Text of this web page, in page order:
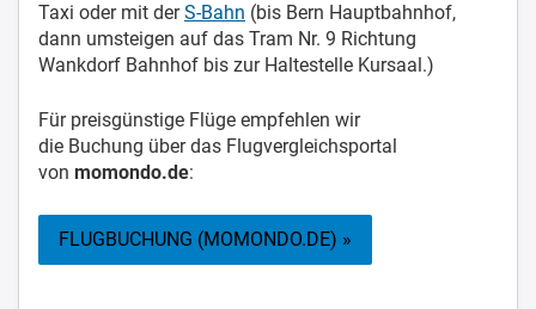
Taxi oder mit derS-Bahn (bis Bern Hauptbahnhof,
dann umsteigen auf das Tram Nr. 9 Richtung
Wankdorf Bahnhof bis zur Haltestelle Kursaal.)
Für preisgünstige Flüge empfehlen wir
die Buchung über das Flugvergleichsportal
von momondo.de:
FLUGBUCHUNG (MOMONDO.DE) »